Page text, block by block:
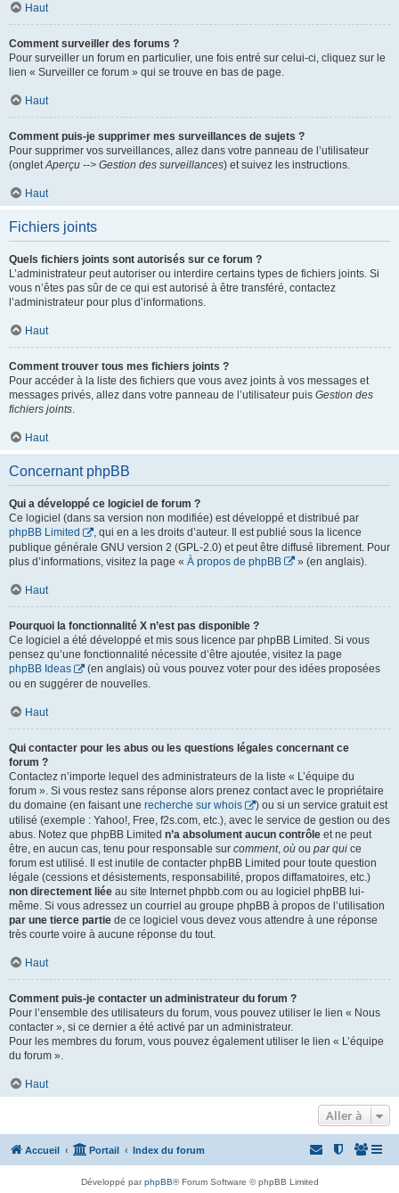
Haut
Comment surveiller des forums ?
Pour surveiller un forum en particulier, une fois entré sur celui-ci, cliquez sur le
lien « Surveiller ce forum » qui se trouve en bas de page.
Haut
Comment puis-je supprimer mes surveillances de sujets ?
Pour supprimer vos surveillances, allez dans votre panneau de l’utilisateur
(ongletAperçu --> Gestion des surveillances) et suivez les instructions.
Haut
Fichiers joints
Quels fichiers joints sont autorisés sur ce forum ?
L’administrateur peut autoriser ou interdire certains types de fichiers joints. Si
vous n’êtes pas sûr de ce qui est autorisé à être transféré, contactez
l’administrateur pour plus d’informations.
Haut
Comment trouver tous mes fichiers joints ?
Pour accéder à la liste des fichiers que vous avez joints à vos messages et
messages privés, allez dans votre panneau de l’utilisateur puis Gestion des
fichiers joints.
Haut
Concernant phpBB
Qui a développé ce logiciel de forum ?
Ce logiciel (dans sa version non modifiée) est développé et distribué par
phpBB Limited
, qui en a les droits d’auteur. Il est publié sous la licence
publique générale GNU version 2 (GPL-2.0) et peut être diffusé librement. Pour
plus d’informations, visitez la page « À propos de phpBB » (en anglais).
Haut
Pourquoi la fonctionnalité X n’est pas disponible ?
Ce logiciel a été développé et mis sous licence par phpBB Limited. Si vous
pensez qu’une fonctionnalité nécessite d’être ajoutée, visitez la page
phpBB Ideas
(en anglais) où vous pouvez voter pour des idées proposées
ou en suggérer de nouvelles.
Haut
Qui contacter pour les abus ou les questions légales concernant ce
forum ?
Contactez n’importe lequel des administrateurs de la liste « L’équipe du
forum ». Si vous restez sans réponse alors prenez contact avec le propriétaire
du domaine (en faisant une recherche sur whois
) ou si un service gratuit est
utilisé (exemple : Yahoo!, Free, f2s.com, etc.), avec le service de gestion ou des
abus. Notez que phpBB Limited n’a absolument aucun contrôle et ne peut
être, en aucun cas, tenu pour responsable sur comment, où ou par qui ce
forum est utilisé. Il est inutile de contacter phpBB Limited pour toute question
légale (cessions et désistements, responsabilité, propos diffamatoires, etc.)
non directement liée au site Internet phpbb.com ou au logiciel phpBB lui-
même. Si vous adressez un courriel au groupe phpBB à propos de l’utilisation
par une tierce partie de ce logiciel vous devez vous attendre à une réponse
très courte voire à aucune réponse du tout.
Haut
Comment puis-je contacter un administrateur du forum ?
Pour l’ensemble des utilisateurs du forum, vous pouvez utiliser le lien « Nous
contacter », si ce dernier a été activé par un administrateur.
Pour les membres du forum, vous pouvez également utiliser le lien « L’équipe
du forum ».
Haut
Aller à
Accueil Portail Index du forum
Développé parphpBB® Forum Software © phpBB Limited